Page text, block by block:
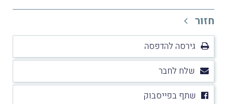
חזור
גירסה להדפסה
שלח לחבר
שתף בפייסבוק